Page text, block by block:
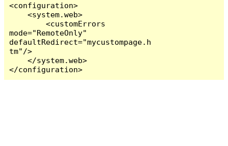
<configuration>
    <system.web>
        <customErrors
mode="RemoteOnly"
defaultRedirect="mycustompage.h
tm"/>
    </system.web>
</configuration>